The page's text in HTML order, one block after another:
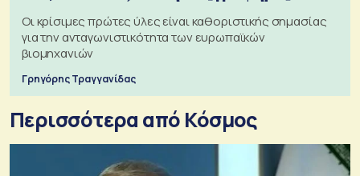
Οι κρίσιμες πρώτες ύλες είναι καθοριστικής σημασίας
για την ανταγωνιστικότητα των ευρωπαϊκών
βιομηχανιών
Γρηγόρης Τραγγανίδας
Περισσότερα από Κόσμος